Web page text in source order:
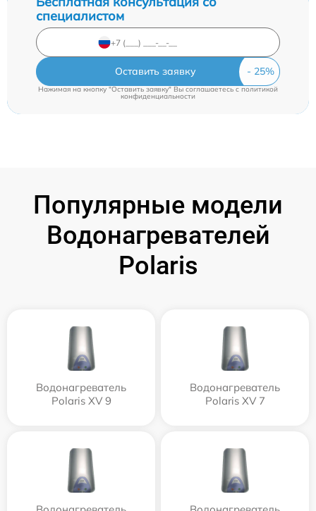
специалистом
Оставить заявку
Нажимая на кнопку "Оставить заявку" Вы соглашаетесь cполитикой
конфиденциальности
Популярные модели
Водонагревателей
Polaris
Водонагреватель
Polaris XV 9
Водонагреватель
Polaris XV 7